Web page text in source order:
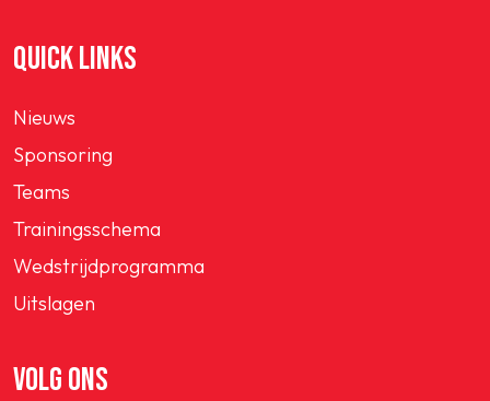
QUICK LINKS
Nieuws
Sponsoring
Teams
Trainingsschema
Wedstrijdprogramma
Uitslagen
VOLG ONS